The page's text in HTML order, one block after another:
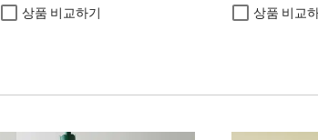
상품 비교하기 상품 비교